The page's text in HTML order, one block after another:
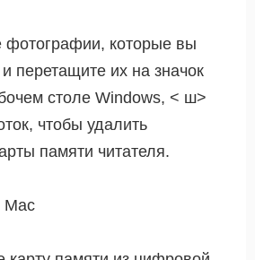
фотографии, которые вы
перетащите их на значок
столе Windows, < ш>
чтобы удалить
памяти читателя.
Mac